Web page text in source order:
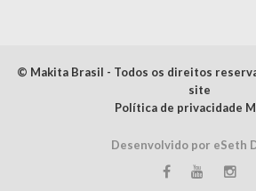
© Makita Brasil - Todos os direitos
site
Política de privacidade
Desenvolvido por eSeth